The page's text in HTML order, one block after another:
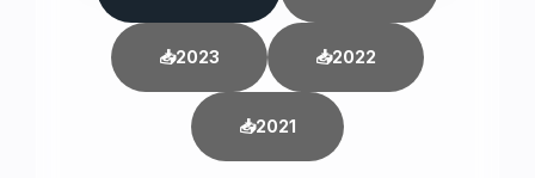
📥2023 📥2022
📥2021